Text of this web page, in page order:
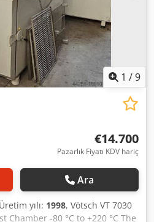
1 /9
€14.700
Pazarlık Fiyatı KDV hariç
Ara
yılı: 1998, Vötsch VT 7030
Chamber -80 °C to +220 °C The